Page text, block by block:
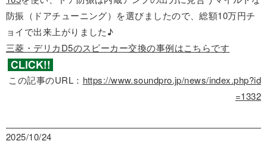
防振（ドアチューニング）を選びましたので、総額10万円チ
ョイで出来上がりました♪
三菱・デリカD5のスピーカー交換の事例はこちらです
この記事のURL： https://www.soundpro.jp/news/index.php?id
=1332
2025/10/24